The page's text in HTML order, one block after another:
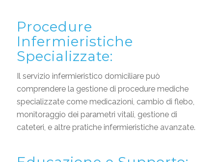
Procedure
Infermieristiche
Specializzate:
Il servizio infermieristico domiciliare può
comprendere la gestione di procedure mediche
specializzate come medicazioni, cambio di flebo,
monitoraggio dei parametri vitali, gestione di
cateteri, e altre pratiche infermieristiche avanzate.